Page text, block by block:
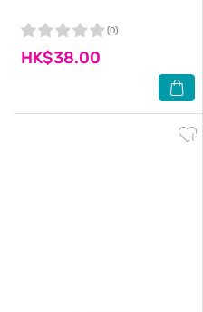
HK$38.00
(0)